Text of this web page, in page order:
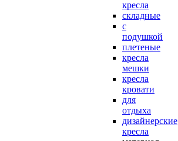
кресла
складные
с
подушкой
плетеные
кресла
мешки
кресла
кровати
для
отдыха
дизайнерские
кресла